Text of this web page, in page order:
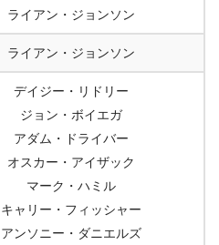
ライアン・ジョンソン
ライアン・ジョンソン
デイジー・リドリー
ジョン・ボイエガ
アダム・ドライバー
オスカー・アイザック
マーク・ハミル
キャリー・フィッシャー
アンソニー・ダニエルズ